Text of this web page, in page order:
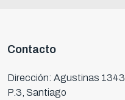
Contacto
Dirección: Agustinas 1343,
P.3, Santiago